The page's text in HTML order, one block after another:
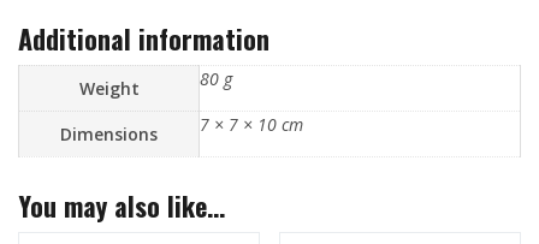
Additional information
Weight 80 g
Dimensions 7 × 7 × 10 cm
You may also like…